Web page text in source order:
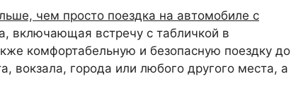
чем просто поездка на автомобиле с
включающая встречу с табличкой в
комфортабельную и безопасную поездку до
вокзала, города или любого другого места, а